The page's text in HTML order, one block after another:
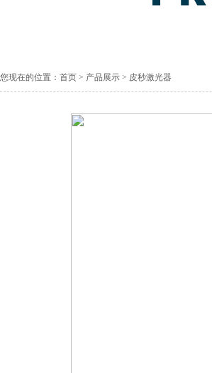
您现在的位置： 首页 > 产品展示 > 皮秒激光器